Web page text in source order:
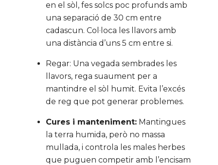
en el sòl, fes solcs poc profunds amb
una separació de 30 cm entre
cadascun. Col·loca les llavors amb
una distància d’uns 5 cm entre si.
Regar: Una vegada sembrades les
llavors, rega suaument per a
mantindre el sòl humit. Evita l’excés
de reg que pot generar problemes.
Cures i manteniment: Mantingues
la terra humida, però no massa
mullada, i controla les males herbes
que puguen competir amb l’encisam